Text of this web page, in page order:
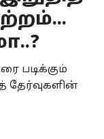
படிக்கும்
தேர்வுகளின்